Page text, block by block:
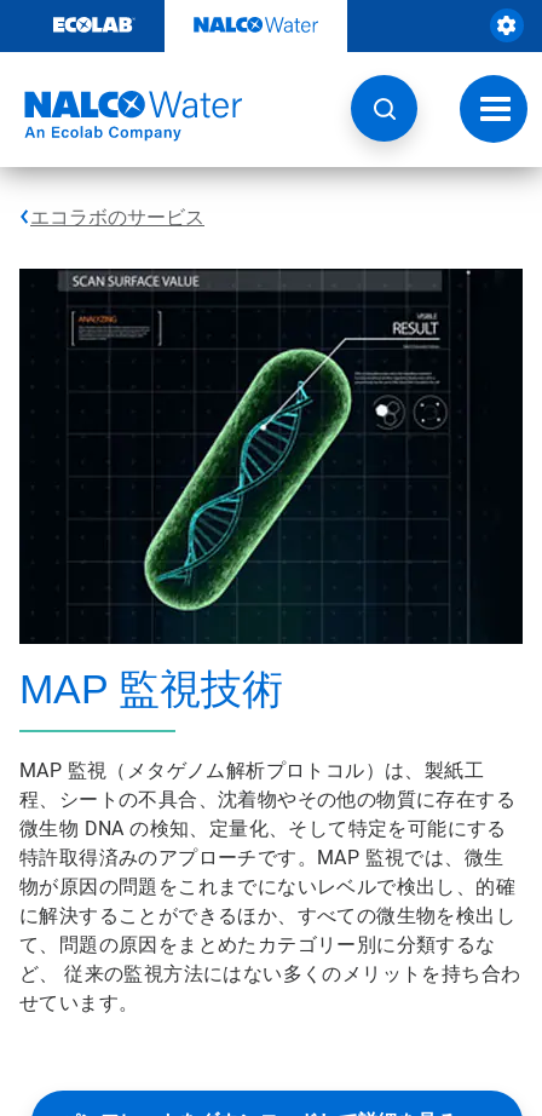
テ
る
ト
グ
ル
ナ
エコラボのサービス
MAP 監視技術
MAP 監視（メタゲノム解析プロトコル）は、製紙工
程、シートの不具合、沈着物やその他の物質に存在する
微生物 DNA の検知、定量化、そして特定を可能にする
特許取得済みのアプローチです。MAP 監視では、微生
物が原因の問題をこれまでにないレベルで検出し、的確
に解決することができるほか、すべての微生物を検出し
て、問題の原因をまとめたカテゴリー別に分類するな
ど、 従来の監視方法にはない多くのメリットを持ち合わ
せています。